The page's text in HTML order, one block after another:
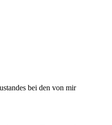
bei den von mir